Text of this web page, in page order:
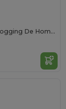
JAKE MEN Pantalones De Jogging De Hombre Con Corte Ajustado